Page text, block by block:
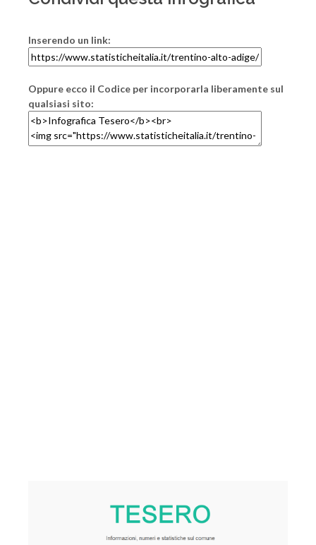
Inserendo un link:
Oppure ecco il Codice per incorporarla liberamente sul
qualsiasi sito: